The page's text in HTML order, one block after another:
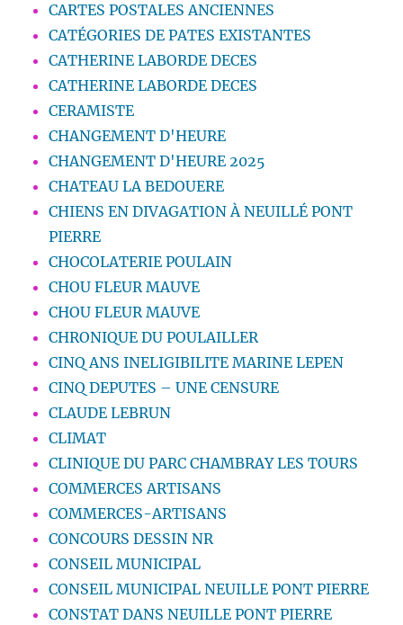
CARTES POSTALES ANCIENNES
CATÉGORIES DE PATES EXISTANTES
CATHERINE LABORDE DECES
CATHERINE LABORDE DECES
CERAMISTE
CHANGEMENT D'HEURE
CHANGEMENT D'HEURE 2025
CHATEAU LA BEDOUERE
CHIENS EN DIVAGATION À NEUILLÉ PONT
PIERRE
CHOCOLATERIE POULAIN
CHOU FLEUR MAUVE
CHOU FLEUR MAUVE
CHRONIQUE DU POULAILLER
CINQ ANS INELIGIBILITE MARINE LEPEN
CINQ DEPUTES – UNE CENSURE
CLAUDE LEBRUN
CLIMAT
CLINIQUE DU PARC CHAMBRAY LES TOURS
COMMERCES ARTISANS
COMMERCES-ARTISANS
CONCOURS DESSIN NR
CONSEIL MUNICIPAL
CONSEIL MUNICIPAL NEUILLE PONT PIERRE
CONSTAT DANS NEUILLE PONT PIERRE